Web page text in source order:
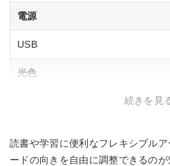
電源
USB
光色
160 lm
続きを見
読書や学習に便利なフレキシブル
ードの向きを自由に調整できるの